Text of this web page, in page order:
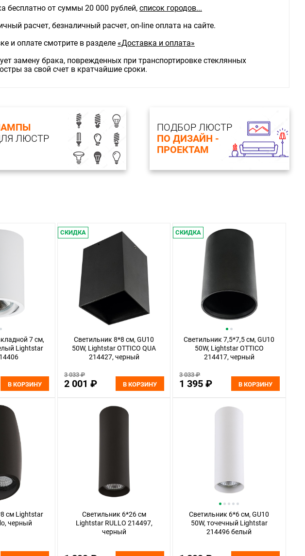
бесплатно от суммы 20 000 рублей, список городов...
расчет, безналичный расчет, on-line оплата на сайте.
и оплате смотрите в разделе «Доставка и оплата»
замену брака, поврежденных при транспортировке стеклянных
за свой счет в кратчайшие сроки.
ЛЮСТР
ПОДБОР ЛЮСТР
ПО ДИЗАЙН -
ПРОЕКТАМ
7 см,
Lightstar
В КОРЗИНУ
СКИДКА
Светильник 8*8 см, GU10
50W, Lightstar OTTICO QUA
214427, черный
3 033 ₽
2 001 ₽ В КОРЗИНУ
СКИДКА
Светильник 7,5*7,5 см, GU10
50W, Lightstar OTTICO
214417, черный
3 033 ₽
1 395 ₽ В КОРЗИНУ
см Lightstar
черный
Светильник 6*26 см
Lightstar RULLO 214497,
черный
Светильник 6*6 см, GU10
50W, точечный Lightstar
214496 белый